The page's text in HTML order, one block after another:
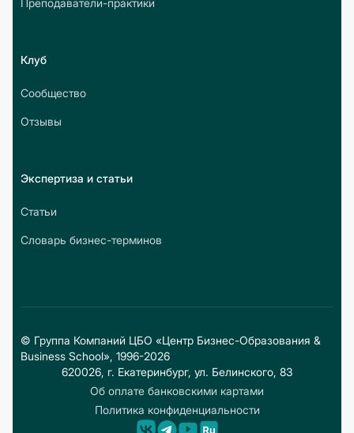
Преподаватели-практики
Клуб
Сообщество
Отзывы
Экспертиза и статьи
Статьи
Словарь бизнес-терминов
© Группа Компаний ЦБО «Центр Бизнес-Образования &
Business School», 1996-2026
620026, г. Екатеринбург, ул. Белинского, 83
Об оплате банковскими картами
Политика конфиденциальности